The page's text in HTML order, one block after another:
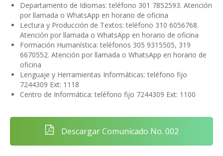
Departamento de Idiomas: teléfono 301 7852593. Atención
por llamada o WhatsApp en horario de oficina
Lectura y Producción de Textos: teléfono 310 6056768.
Atención por llamada o WhatsApp en horario de oficina
Formación Humanística: teléfonos 305 9315505, 319
6670552. Atención por llamada o WhatsApp en horario de
oficina
Lenguaje y Herramientas Informáticas: teléfono fijo
7244309 Ext: 1118
Centro de Informática: teléfono fijo 7244309 Ext: 1100
Descargar Comunicado No. 002